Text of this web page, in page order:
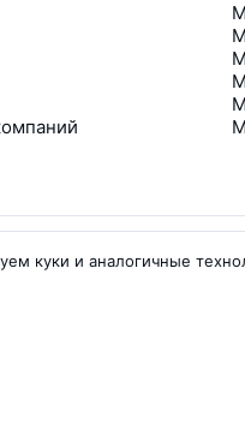
куки и аналогичные